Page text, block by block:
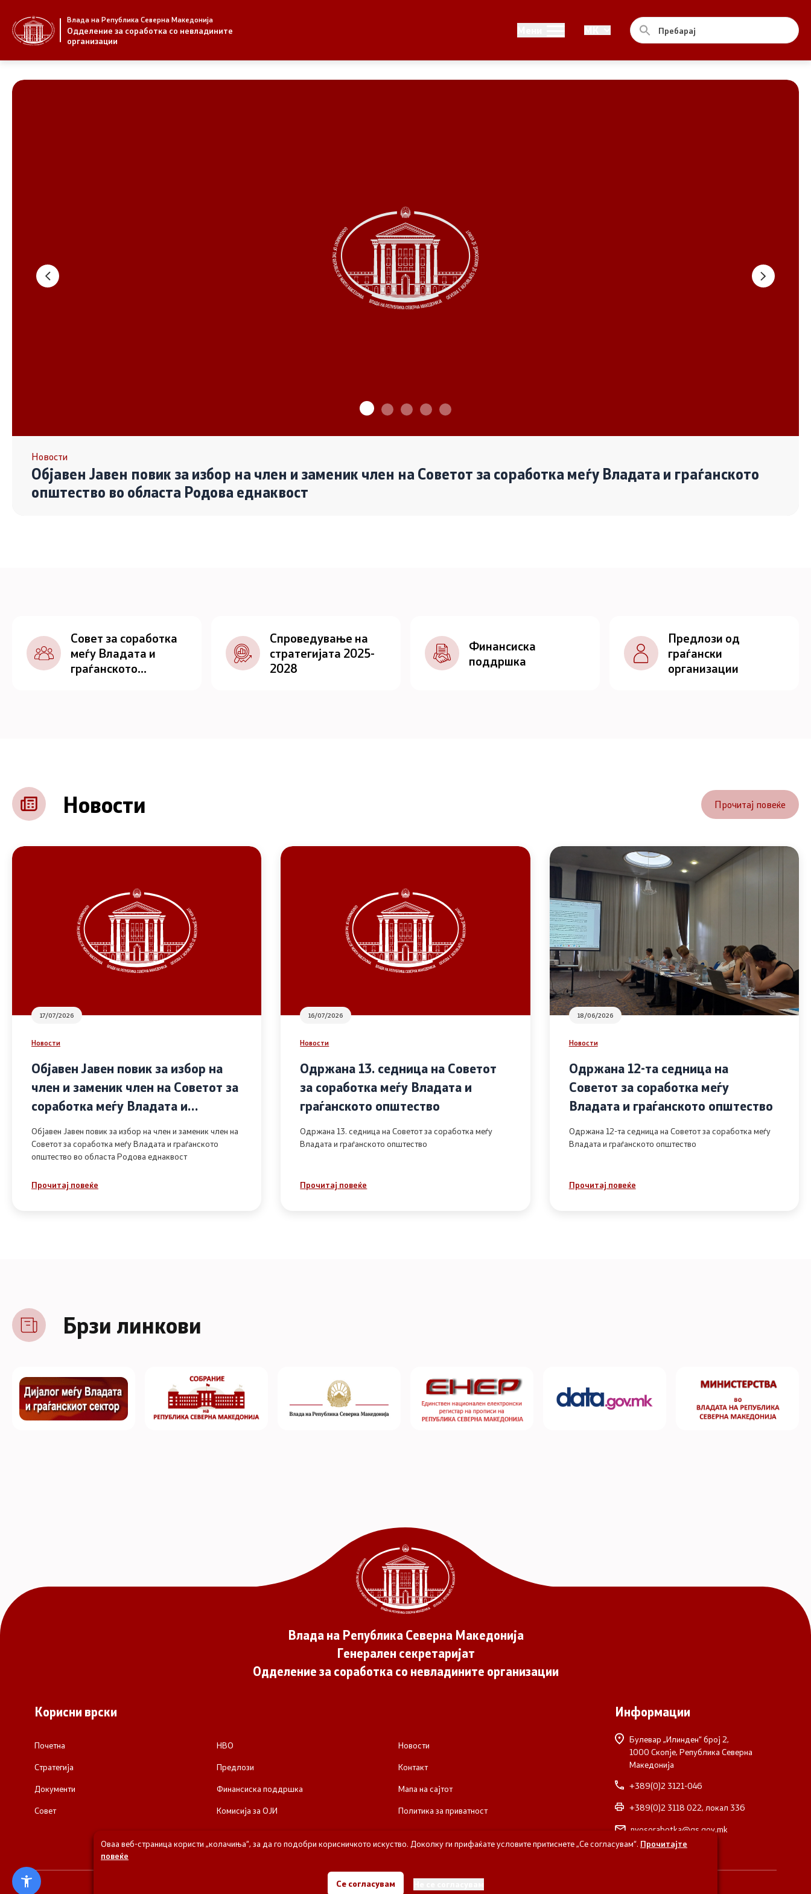
Влада на Република Северна Македонија
Одделение за соработка со невладините
организации
За нас Совет
Регистар
Дијалог меѓу Владата и граѓанскиот
Финансиска поддршка
Прегледи
Програми
Линкови
Изјава за пристапност
Новости
Објавен Јавен повик за избор на член и заменик член на Советот за соработка меѓу Владата и граѓанското
општество во областа Родова еднаквост
Совет за соработка
меѓу Владата и
граѓанското
Спроведување на
стратегијата 2025-
2028
Финансиска
поддршка
Предлози од
граѓански
организации
Новости Прочитај повеќе
17/07/2026
Новости
Објавен Јавен повик за избор на
член и заменик член на Советот за
соработка меѓу Владата и
граѓанското општество во областа
Родова еднаквост
Објавен Јавен повик за избор на член и заменик член на
Советот за соработка меѓу Владата и граѓанското
општество во областа Родова еднаквост
Прочитај повеќе
16/07/2026
Новости
Одржана 13. седница на Советот
за соработка меѓу Владата и
граѓанското општество
Одржана 13. седница на Советот за соработка меѓу
Владата и граѓанското општество
Прочитај повеќе
18/06/2026
Новости
Одржана 12-та седница на
Советот за соработка меѓу
Владата и граѓанското општество
Одржана 12-та седница на Советот за соработка меѓу
Владата и граѓанското општество
Прочитај повеќе
Брзи линкови
Влада на Република Северна Македонија
Генерален секретаријат
Одделение за соработка со невладините организации
Корисни врски
Почетна
Стратегија
Документи
Совет
НВО
Предлози
Финансиска поддршка
Комисија за ОЈИ
Новости
Контакт
Мапа на сајтот
Политика за приватност
Информации
Булевар „Илинден“ број 2,
1000 Скопје, Република Северна
Македонија
+389(0)2 3121-046
+389(0)2 3118 022, локал 336
nvosorabotka@gs.gov.mk
© 2026 Одделение за соработка со невладините организации - Влада на Република Северна Македонија
Оваа веб-страница користи „колачиња“, за да го подобри корисничкото искуство. Доколку ги прифаќате условите притиснете „Се согласувам“. Прочитајте
повеќе
Се согласувам